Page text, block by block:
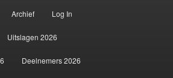
Archief Log In
Uitslagen 2026
Deelnemers 2026